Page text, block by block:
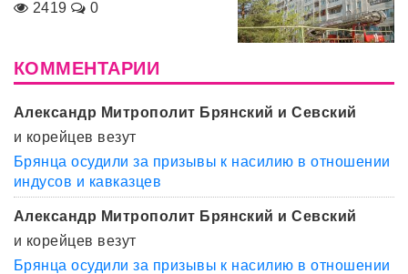
2419
0
КОММЕНТАРИИ
Александр Митрополит Брянский и Севский
и корейцев везут
Брянца осудили за призывы к насилию в отношении
индусов и кавказцев
Александр Митрополит Брянский и Севский
и корейцев везут
Брянца осудили за призывы к насилию в отношении